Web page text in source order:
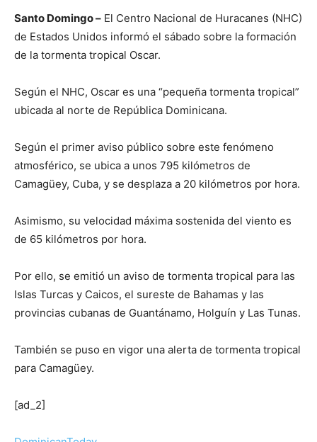
Santo Domingo – El Centro Nacional de Huracanes (NHC)
de Estados Unidos informó el sábado sobre la formación
de la tormenta tropical Oscar.
Según el NHC, Oscar es una “pequeña tormenta tropical”
ubicada al norte de República Dominicana.
Según el primer aviso público sobre este fenómeno
atmosférico, se ubica a unos 795 kilómetros de
Camagüey, Cuba, y se desplaza a 20 kilómetros por hora.
Asimismo, su velocidad máxima sostenida del viento es
de 65 kilómetros por hora.
Por ello, se emitió un aviso de tormenta tropical para las
Islas Turcas y Caicos, el sureste de Bahamas y las
provincias cubanas de Guantánamo, Holguín y Las Tunas.
También se puso en vigor una alerta de tormenta tropical
para Camagüey.
[ad_2]